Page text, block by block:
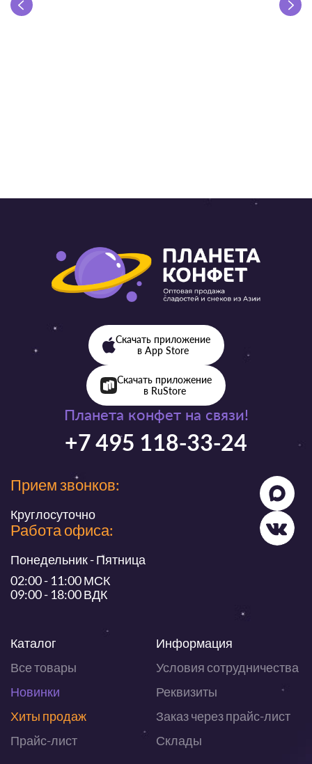
Планета конфет на связи!
+7 495 118-33-24
Прием звонков:
Круглосуточно
Работа офиса:
Понедельник - Пятница
02:00 - 11:00 МСК
09:00 - 18:00 ВДК
Каталог
Все товары
Новинки
Хиты продаж
Прайс-лист
Информация
Условия сотрудничества
Реквизиты
Заказ через прайс-лист
Склады
Скачать приложение
в App Store
Скачать приложение
в RuStore